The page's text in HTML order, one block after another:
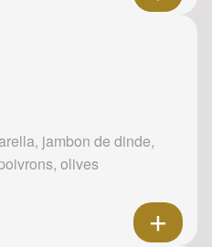
jambon de dinde,
olives